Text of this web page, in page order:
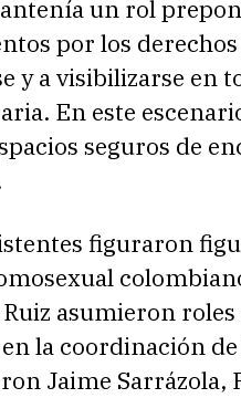
un rol
por los
y a visibilizarse en
En este
seguros de
figuraron
asumieron
la coordinación
Jaime